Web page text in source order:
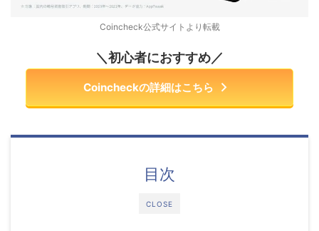
Coincheck公式サイトより転載
＼初心者におすすめ／
Coincheckの詳細はこちら
CLOSE
目次